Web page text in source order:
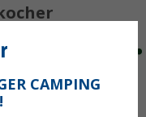
CAMPING